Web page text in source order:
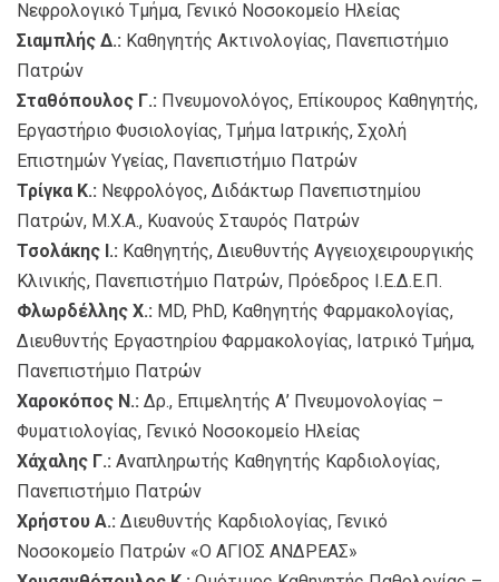
Νεφρολογικό Τμήμα, Γενικό Νοσοκομείο Ηλείας
Σιαμπλής Δ.: Καθηγητής Ακτινολογίας, Πανεπιστήμιο
Πατρών
Σταθόπουλος Γ.: Πνευμονολόγος, Επίκουρος Καθηγητής,
Εργαστήριο Φυσιολογίας, Τμήμα Ιατρικής, Σχολή
Επιστημών Υγείας, Πανεπιστήμιο Πατρών
Τρίγκα Κ.: Νεφρολόγος, Διδάκτωρ Πανεπιστημίου
Πατρών, Μ.Χ.Α., Κυανούς Σταυρός Πατρών
Τσολάκης Ι.: Καθηγητής, Διευθυντής Αγγειοχειρουργικής
Kλινικής, Πανεπιστήμιο Πατρών, Πρόεδρος Ι.Ε.Δ.Ε.Π.
Φλωρδέλλης Χ.: MD, PhD, Καθηγητής Φαρμακολογίας,
Διευθυντής Εργαστηρίου Φαρμακολογίας, Ιατρικό Τμήμα,
Πανεπιστήμιο Πατρών
Χαροκόπος Ν.: Δρ., Επιμελητής Α’ Πνευμονολογίας –
Φυματιολογίας, Γενικό Νοσοκομείο Ηλείας
Χάχαλης Γ.: Aναπληρωτής Καθηγητής Καρδιολογίας,
Πανεπιστήμιο Πατρών
Χρήστου Α.: Διευθυντής Καρδιολογίας, Γενικό
Νοσοκομείο Πατρών «Ο ΑΓΙΟΣ ΑΝΔΡΕΑΣ»